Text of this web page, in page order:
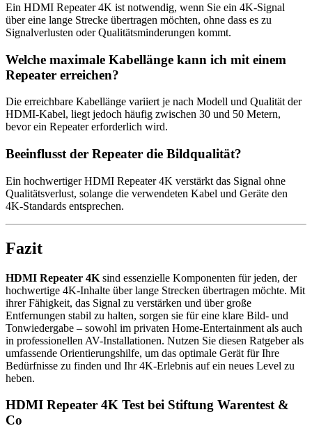
Ein HDMI Repeater 4K ist notwendig, wenn Sie ein 4K-Signal
über eine lange Strecke übertragen möchten, ohne dass es zu
Signalverlusten oder Qualitätsminderungen kommt.
Welche maximale Kabellänge kann ich mit einem
Repeater erreichen?
Die erreichbare Kabellänge variiert je nach Modell und Qualität der
HDMI-Kabel, liegt jedoch häufig zwischen 30 und 50 Metern,
bevor ein Repeater erforderlich wird.
Beeinflusst der Repeater die Bildqualität?
Ein hochwertiger HDMI Repeater 4K verstärkt das Signal ohne
Qualitätsverlust, solange die verwendeten Kabel und Geräte den
4K-Standards entsprechen.
Fazit
HDMI Repeater 4K sind essenzielle Komponenten für jeden, der
hochwertige 4K-Inhalte über lange Strecken übertragen möchte. Mit
ihrer Fähigkeit, das Signal zu verstärken und über große
Entfernungen stabil zu halten, sorgen sie für eine klare Bild- und
Tonwiedergabe – sowohl im privaten Home-Entertainment als auch
in professionellen AV-Installationen. Nutzen Sie diesen Ratgeber als
umfassende Orientierungshilfe, um das optimale Gerät für Ihre
Bedürfnisse zu finden und Ihr 4K-Erlebnis auf ein neues Level zu
heben.
HDMI Repeater 4K Test bei Stiftung Warentest &
Co